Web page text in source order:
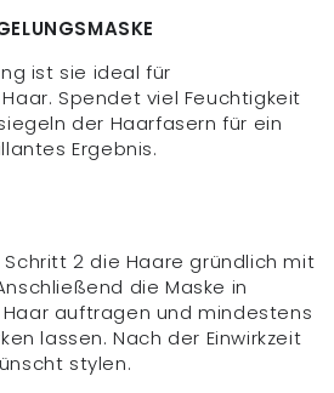
ist sie ideal für
Spendet viel Feuchtigkeit
der Haarfasern für ein
Ergebnis.
2 die Haare gründlich mit
die Maske in
auftragen und mindestens
lassen. Nach der Einwirkzeit
stylen.